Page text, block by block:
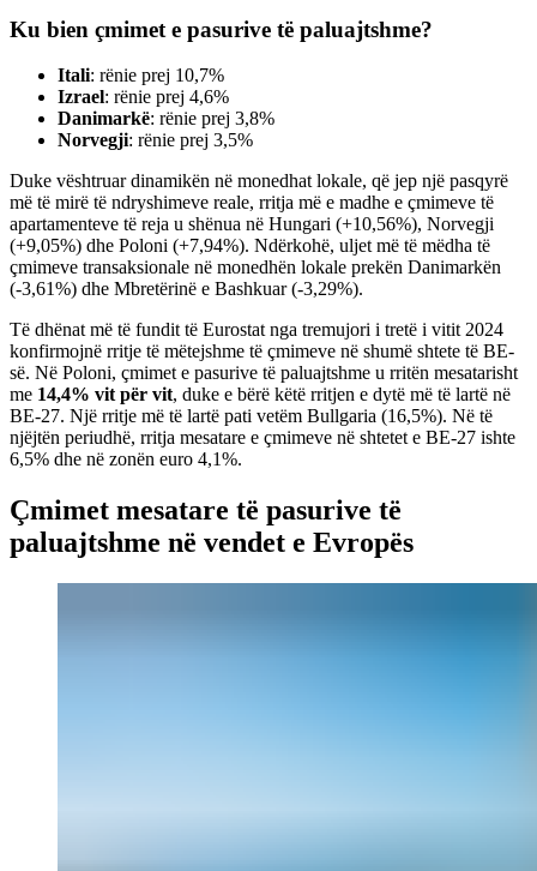
Ku bien çmimet e pasurive të paluajtshme?
Itali: rënie prej 10,7%
Izrael: rënie prej 4,6%
Danimarkë: rënie prej 3,8%
Norvegji: rënie prej 3,5%
Duke vështruar dinamikën në monedhat lokale, që jep një pasqyrë
më të mirë të ndryshimeve reale, rritja më e madhe e çmimeve të
apartamenteve të reja u shënua në Hungari (+10,56%), Norvegji
(+9,05%) dhe Poloni (+7,94%). Ndërkohë, uljet më të mëdha të
çmimeve transaksionale në monedhën lokale prekën Danimarkën
(-3,61%) dhe Mbretërinë e Bashkuar (-3,29%).
Të dhënat më të fundit të Eurostat nga tremujori i tretë i vitit 2024
konfirmojnë rritje të mëtejshme të çmimeve në shumë shtete të BE-
së. Në Poloni, çmimet e pasurive të paluajtshme u rritën mesatarisht
me 14,4% vit për vit, duke e bërë këtë rritjen e dytë më të lartë në
BE-27. Një rritje më të lartë pati vetëm Bullgaria (16,5%). Në të
njëjtën periudhë, rritja mesatare e çmimeve në shtetet e BE-27 ishte
6,5% dhe në zonën euro 4,1%.
Çmimet mesatare të pasurive të
paluajtshme në vendet e Evropës